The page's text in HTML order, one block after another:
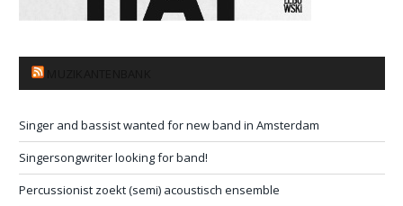
Singer and bassist wanted for new band in Amsterdam
Singersongwriter looking for band!
Percussionist zoekt (semi) acoustisch ensemble